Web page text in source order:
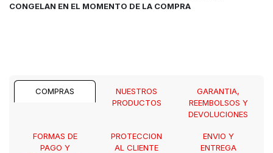
CONGELAN EN EL MOMENTO DE LA COMPRA
COMPRAS
NUESTROS
PRODUCTOS
GARANTIA,
REEMBOLSOS Y
DEVOLUCIONES
FORMAS DE
PAGO Y
PROTECCION
AL CLIENTE
ENVIO Y
ENTREGA